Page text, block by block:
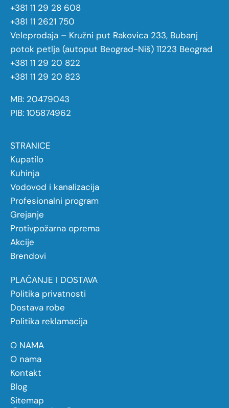
+381 11 29 28 608
+381 11 2621 750
Veleprodaja – Kružni put Rakovica 233, Bubanj
potok petlja (autoput Beograd-Niš) 11223 Beograd
+381 11 29 20 822
+381 11 29 20 823
MB: 20479043
PIB: 105874962
STRANICE
Kupatilo
Kuhinja
Vodovod i kanalizacija
Profesionalni program
Grejanje
Protivpožarna oprema
Akcije
Brendovi
PLAĆANJE I DOSTAVA
Politika privatnosti
Dostava robe
Politika reklamacija
O NAMA
O nama
Kontakt
Blog
Sitemap